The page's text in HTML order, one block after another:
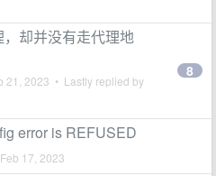
却并没有走代理地
21, 2023 • Lastly replied by
8
error is REFUSED
Feb 17, 2023